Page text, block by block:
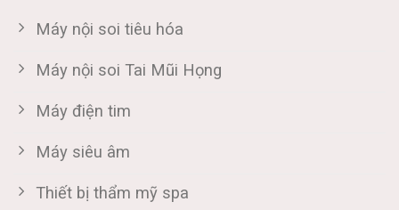
Máy nội soi tiêu hóa
Máy nội soi Tai Mũi Họng
Máy điện tim
Máy siêu âm
Thiết bị thẩm mỹ spa